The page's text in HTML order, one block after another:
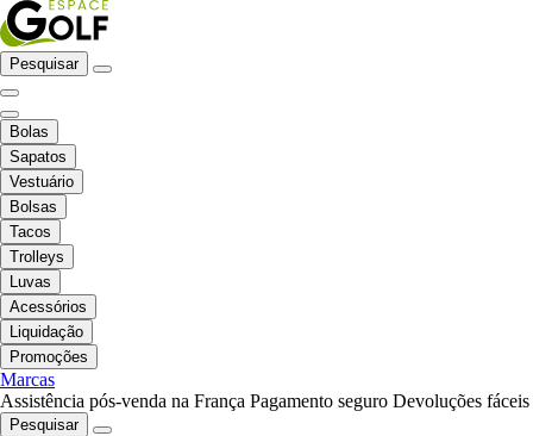
Pesquisar
Bolas
Sapatos
Vestuário
Bolsas
Tacos
Trolleys
Luvas
Acessórios
Liquidação
Promoções
Marcas
Assistência pós-venda na França Pagamento seguro Devoluções fáceis
Pesquisar